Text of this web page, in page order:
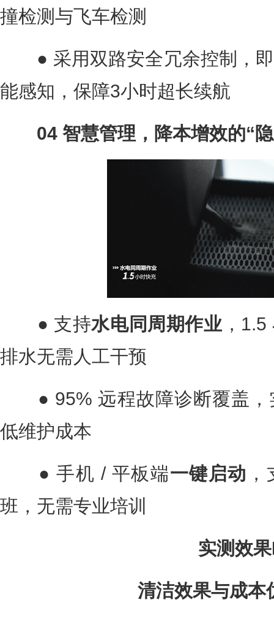
撞检测与飞车检测
● 采用双路安全冗余控制，即
能感知，保障3小时超长续航
04 智慧管理，降本增效的“隐
● 支持水电同周期作业 ，
排水无需人工干预
● 95% 远程故障诊断覆盖，
低维护成本
● 手机 / 平板端一键启动
班，无需专业培训
实测效
清洁效果与成本